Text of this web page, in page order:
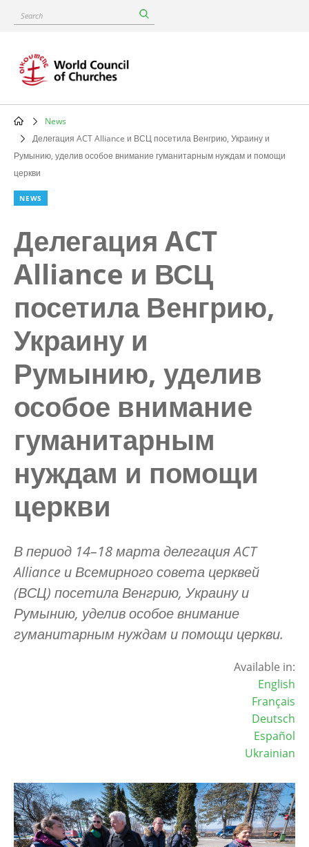
content
Search
Breadcrumb
News
Делегация ACT Alliance и ВСЦ посетила Венгрию, Украину и
Румынию, уделив особое внимание гуманитарным нуждам и помощи
церкви
NEWS
Делегация ACT
Alliance и ВСЦ
посетила Венгрию,
Украину и
Румынию, уделив
особое внимание
гуманитарным
нуждам и помощи
церкви
В период 14–18 марта делегация ACT
Alliance и Всемирного совета церквей
(ВСЦ) посетила Венгрию, Украину и
Румынию, уделив особое внимание
гуманитарным нуждам и помощи церкви.
Available in:
English
Français
Deutsch
Español
Ukrainian
Image